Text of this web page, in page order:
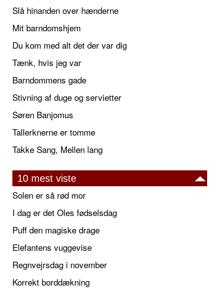
Slå hinanden over hænderne
Mit barndomshjem
Du kom med alt det der var dig
Tænk, hvis jeg var
Barndommens gade
Stivning af duge og servietter
Søren Banjomus
Tallerknerne er tomme
Takke Sang, Mellen lang
10 mest viste
Solen er så rød mor
I dag er det Oles fødselsdag
Puff den magiske drage
Elefantens vuggevise
Regnvejrsdag i november
Korrekt borddækning